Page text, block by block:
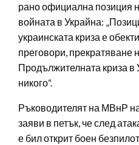
рано официална позиция
войната в Украйна:
украинската криза е
преговори, прекратяване
Продължителната криза в
никого“.
Ръководителят на МВнР
заяви в петък, че след
е бил открит боен